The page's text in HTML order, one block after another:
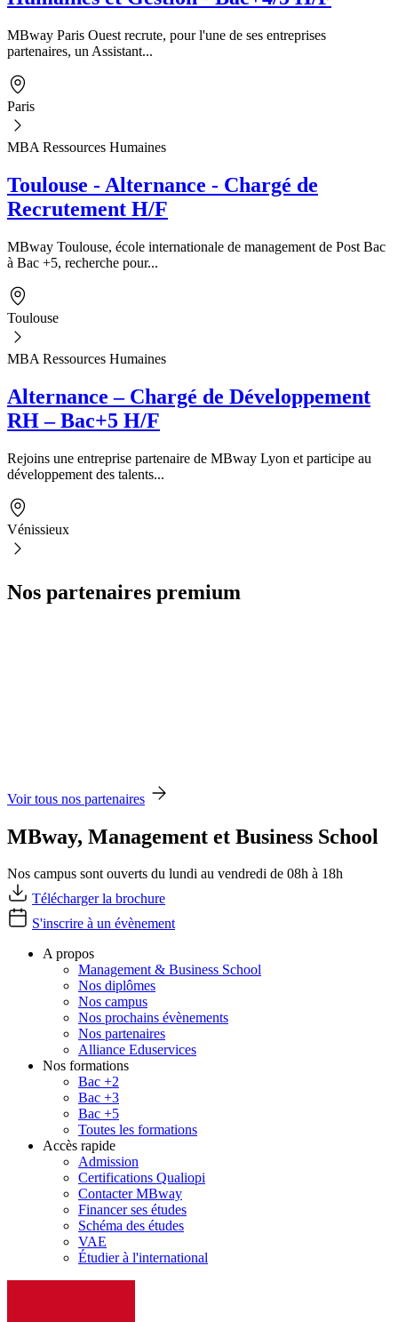
MBway Paris Ouest recrute, pour l'une de ses entreprises
partenaires, un Assistant...
Paris
MBA Ressources Humaines
Toulouse - Alternance - Chargé de
Recrutement H/F
MBway Toulouse, école internationale de management de Post Bac
à Bac +5, recherche pour...
Toulouse
MBA Ressources Humaines
Alternance – Chargé de Développement
RH – Bac+5 H/F
Rejoins une entreprise partenaire de MBway Lyon et participe au
développement des talents...
Vénissieux
Nos partenaires premium
Voir tous nos partenaires
MBway, Management et Business School
Nos campus sont ouverts du lundi au vendredi de 08h à 18h
Télécharger la brochure
S'inscrire à un évènement
A propos
Management & Business School
Nos diplômes
Nos campus
Nos prochains évènements
Nos partenaires
Alliance Eduservices
Nos formations
Bac +2
Bac +3
Bac +5
Toutes les formations
Accès rapide
Admission
Certifications Qualiopi
Contacter MBway
Financer ses études
Schéma des études
VAE
Étudier à l'international